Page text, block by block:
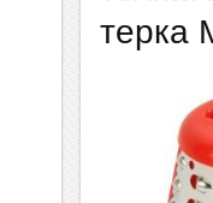
терка